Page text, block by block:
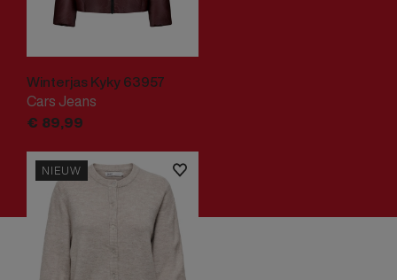
Winterjas Kyky 63957
Cars Jeans
€ 89,99
NIEUW